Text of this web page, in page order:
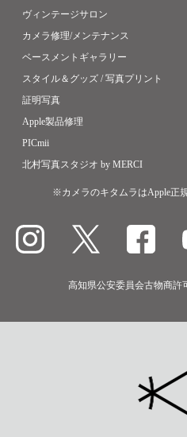
ヴィンテージサロン
カメラ修理/メンテナンス
ベースメントギャラリー
スタイル＆グッズ / 写真プリント
証明写真
Apple製品修理
PICmii
北村写真スタジオ by MERCI
※カメラのキタムラはApple正
高知県公安委員会古物商許